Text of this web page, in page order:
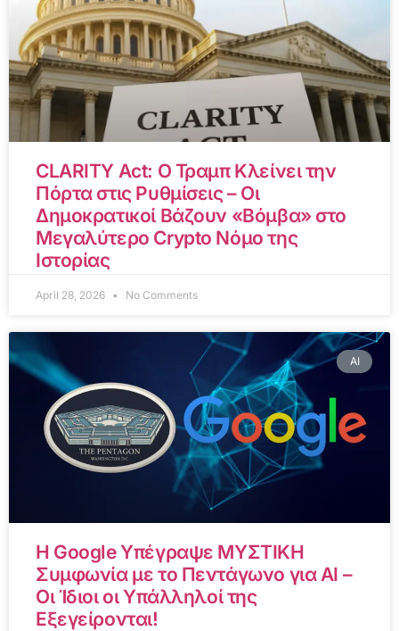
CLARITY Act: Ο Τραμπ Κλείνει την
Πόρτα στις Ρυθμίσεις – Οι
Δημοκρατικοί Βάζουν «Βόμβα» στο
Μεγαλύτερο Crypto Νόμο της
Ιστορίας
April 28, 2026 No Comments
AI
Η Google Υπέγραψε ΜΥΣΤΙΚΗ
Συμφωνία με το Πεντάγωνο για AI –
Οι Ίδιοι οι Υπάλληλοί της
Εξεγείρονται!